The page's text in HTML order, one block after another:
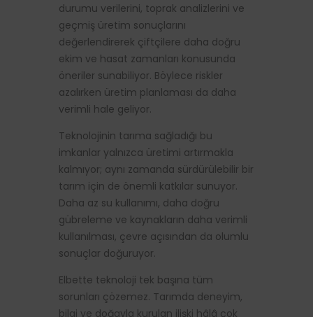
durumu verilerini, toprak analizlerini ve
geçmiş üretim sonuçlarını
değerlendirerek çiftçilere daha doğru
ekim ve hasat zamanları konusunda
öneriler sunabiliyor. Böylece riskler
azalırken üretim planlaması da daha
verimli hale geliyor.
Teknolojinin tarıma sağladığı bu
imkanlar yalnızca üretimi artırmakla
kalmıyor; aynı zamanda sürdürülebilir bir
tarım için de önemli katkılar sunuyor.
Daha az su kullanımı, daha doğru
gübreleme ve kaynakların daha verimli
kullanılması, çevre açısından da olumlu
sonuçlar doğuruyor.
Elbette teknoloji tek başına tüm
sorunları çözemez. Tarımda deneyim,
bilgi ve doğayla kurulan ilişki hâlâ çok